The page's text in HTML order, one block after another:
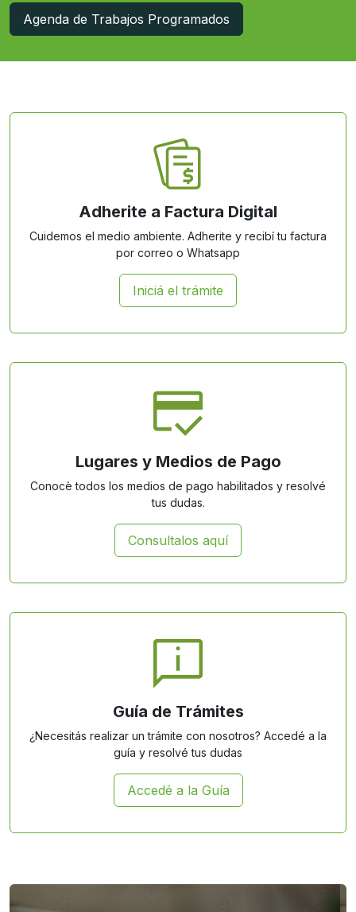
Agenda de Trabajos Programados
Adherite a Factura Digital
Cuidemos el medio ambiente. Adherite y recibí tu factura
por correo o Whatsapp
Iniciá el trámite
Lugares y Medios de Pago
Conocè todos los medios de pago habilitados y resolvé
tus dudas.
Consultalos aquí
Guía de Trámites
¿Necesitás realizar un trámite con nosotros? Accedé a la
guía y resolvé tus dudas
Accedé a la Guía